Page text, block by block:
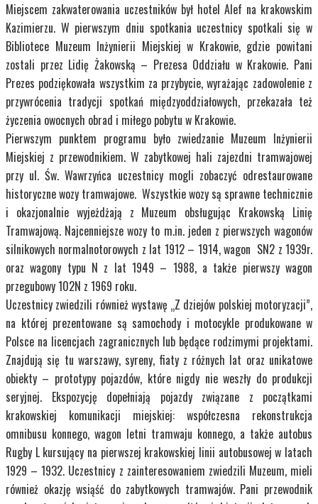
Miejscem zakwaterowania uczestników był hotel Alef na krakowskim
Kazimierzu. W pierwszym dniu spotkania uczestnicy spotkali się w
Bibliotece Muzeum Inżynierii Miejskiej w Krakowie, gdzie powitani
zostali przez Lidię Żakowską – Prezesa Oddziału w Krakowie. Pani
Prezes podziękowała wszystkim za przybycie, wyrażając zadowolenie z
przywrócenia tradycji spotkań międzyoddziałowych, przekazała też
życzenia owocnych obrad i miłego pobytu w Krakowie.
Pierwszym punktem programu było zwiedzanie Muzeum Inżynierii
Miejskiej z przewodnikiem. W zabytkowej hali zajezdni tramwajowej
przy ul. Św. Wawrzyńca uczestnicy mogli zobaczyć odrestaurowane
historyczne wozy tramwajowe. Wszystkie wozy są sprawne technicznie
i okazjonalnie wyjeżdżają z Muzeum obsługując Krakowską Linię
Tramwajową. Najcenniejsze wozy to m.in. jeden z pierwszych wagonów
silnikowych normalnotorowych z lat 1912 – 1914, wagon SN2 z 1939r.
oraz wagony typu N z lat 1949 – 1988, a także pierwszy wagon
przegubowy 102N z 1969 roku.
Uczestnicy zwiedzili również wystawę „Z dziejów polskiej motoryzacji”,
na której prezentowane są samochody i motocykle produkowane w
Polsce na licencjach zagranicznych lub będące rodzimymi projektami.
Znajdują się tu warszawy, syreny, fiaty z różnych lat oraz unikatowe
obiekty – prototypy pojazdów, które nigdy nie weszły do produkcji
seryjnej. Ekspozycję dopełniają pojazdy związane z początkami
krakowskiej komunikacji miejskiej: współczesna rekonstrukcja
omnibusu konnego, wagon letni tramwaju konnego, a także autobus
Rugby L kursujący na pierwszej krakowskiej linii autobusowej w latach
1929 – 1932. Uczestnicy z zainteresowaniem zwiedzili Muzeum, mieli
również okazję wsiąść do zabytkowych tramwajów. Pani przewodnik